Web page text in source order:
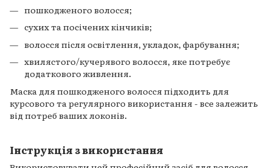
пошкодженого волосся;
сухих та посічених кінчиків;
волосся після освітлення, укладок, фарбування;
хвилястого/кучерявого волосся, яке потребує
додаткового живлення.
Маска для пошкодженого волосся підходить для
курсового та регулярного використання - все залежить
від потреб ваших локонів.
Інструкція з використання